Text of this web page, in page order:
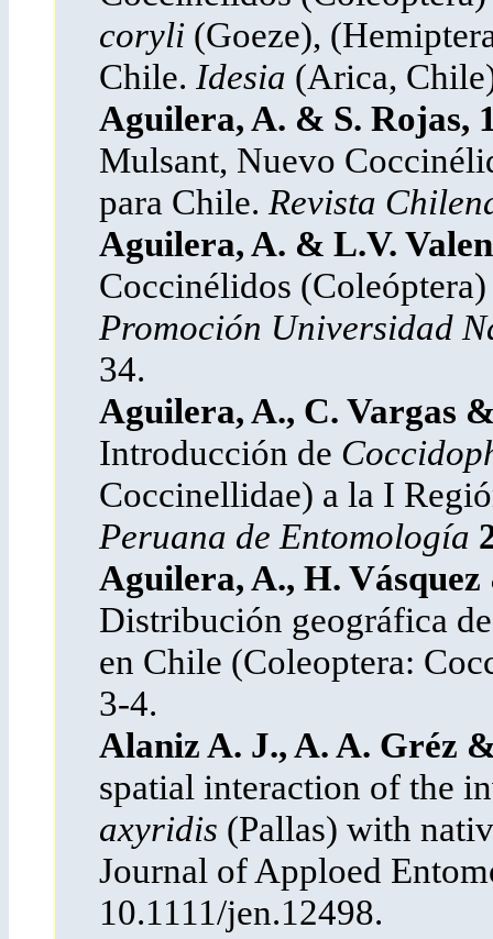
coryli(Goeze),
Chile. Idesia (Arica,
Aguilera, A. & S. Rojas,
Mulsant, Nuevo
para Chile. Revista
Aguilera, A. & L.V.
Coccinélidos
Promoción Universidad
34.
Aguilera, A., C. Vargas
Introducción de
Coccinellidae) a la I
Peruana de Entomología
Aguilera, A., H.
Distribución geográfica
en Chile (Coleoptera:
3-4.
Alaniz A. J., A. A. Gréz
spatial interaction of the
axyridis (Pallas) with
Journal of Apploed
10.1111/jen.12498.